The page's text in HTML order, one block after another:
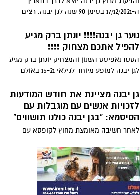
ה-17/12/2021 בסימן 90 שנה לגן יבנה. רצים
קילומטר לכל עשור!!!
נוער גן יבנה!!!! יונתן ברק מגיע
להפיל אתכם מצחוק !!!!
הסטדנאפיסט השנון והמצחיק יונתן ברק מגיע
לגן יבנה למופע מיוחד לגילאי 15-21 באולם
מתנ"ס גן יבנה.
גן יבנה מציינת את חודש המודעות
לזכויות אנשים עם מוגבלות עם
הסיסמא: "בגן יבנה כולנו תושווים"
לאחר חשיבה מאומצת מחוץ לקופסא עם
המחלקה לשירותים חברתיים, מנהיגות הורים
לילדים עם צרכים מיוחדים והמחלקה לתרבות
ואירועים, תתקיים ביום שישי הקרוב
(3/12/2021)פעילות ייחודית ברחבי היישוב.